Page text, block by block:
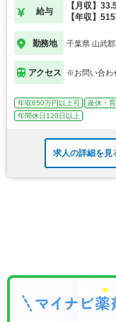
給与
【月収】
【年収】
勤務地 千葉県 山武
アクセス ※お問い合わ
年収650万円以上可 産休・
年間休日120日以上
求人の詳細を見